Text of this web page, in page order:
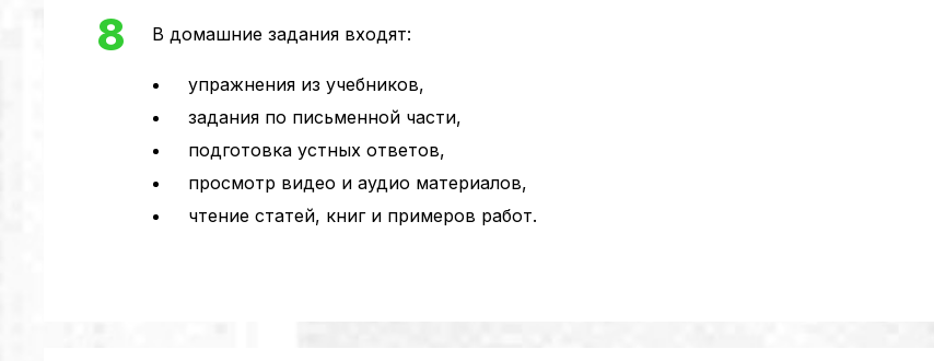
8 В домашние задания входят:
упражнения из учебников,
задания по письменной части,
подготовка устных ответов,
просмотр видео и аудио материалов,
чтение статей, книг и примеров работ.